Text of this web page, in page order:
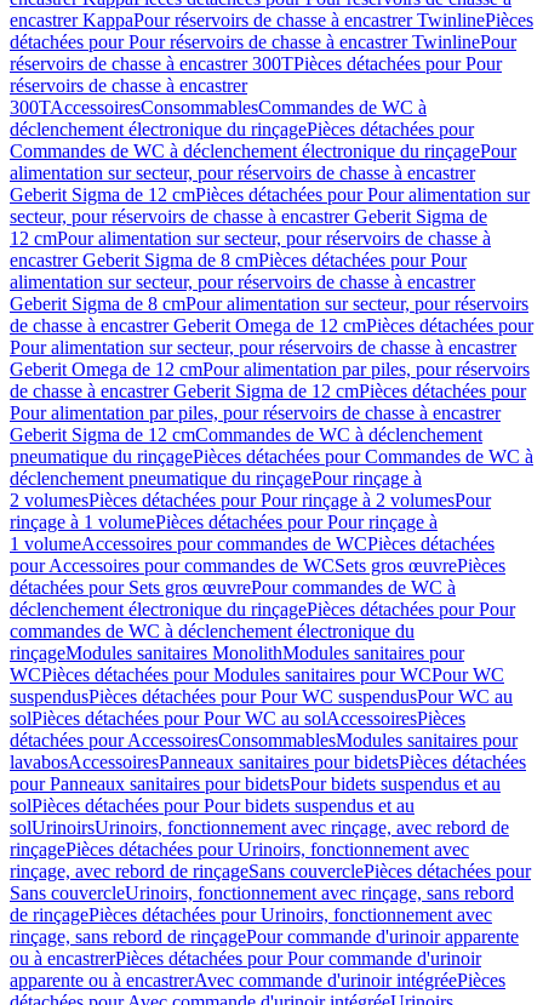
encastrer KappaPour réservoirs de chasse à encastrer TwinlinePièces
détachées pour Pour réservoirs de chasse à encastrer TwinlinePour
réservoirs de chasse à encastrer 300TPièces détachées pour Pour
réservoirs de chasse à encastrer
300TAccessoiresConsommablesCommandes de WC à
déclenchement électronique du rinçagePièces détachées pour
Commandes de WC à déclenchement électronique du rinçagePour
alimentation sur secteur, pour réservoirs de chasse à encastrer
Geberit Sigma de 12 cmPièces détachées pour Pour alimentation sur
secteur, pour réservoirs de chasse à encastrer Geberit Sigma de
12 cmPour alimentation sur secteur, pour réservoirs de chasse à
encastrer Geberit Sigma de 8 cmPièces détachées pour Pour
alimentation sur secteur, pour réservoirs de chasse à encastrer
Geberit Sigma de 8 cmPour alimentation sur secteur, pour réservoirs
de chasse à encastrer Geberit Omega de 12 cmPièces détachées pour
Pour alimentation sur secteur, pour réservoirs de chasse à encastrer
Geberit Omega de 12 cmPour alimentation par piles, pour réservoirs
de chasse à encastrer Geberit Sigma de 12 cmPièces détachées pour
Pour alimentation par piles, pour réservoirs de chasse à encastrer
Geberit Sigma de 12 cmCommandes de WC à déclenchement
pneumatique du rinçagePièces détachées pour Commandes de WC à
déclenchement pneumatique du rinçagePour rinçage à
2 volumesPièces détachées pour Pour rinçage à 2 volumesPour
rinçage à 1 volumePièces détachées pour Pour rinçage à
1 volumeAccessoires pour commandes de WCPièces détachées
pour Accessoires pour commandes de WCSets gros œuvrePièces
détachées pour Sets gros œuvrePour commandes de WC à
déclenchement électronique du rinçagePièces détachées pour Pour
commandes de WC à déclenchement électronique du
rinçageModules sanitaires MonolithModules sanitaires pour
WCPièces détachées pour Modules sanitaires pour WCPour WC
suspendusPièces détachées pour Pour WC suspendusPour WC au
solPièces détachées pour Pour WC au solAccessoiresPièces
détachées pour AccessoiresConsommablesModules sanitaires pour
lavabosAccessoiresPanneaux sanitaires pour bidetsPièces détachées
pour Panneaux sanitaires pour bidetsPour bidets suspendus et au
solPièces détachées pour Pour bidets suspendus et au
solUrinoirsUrinoirs, fonctionnement avec rinçage, avec rebord de
rinçagePièces détachées pour Urinoirs, fonctionnement avec
rinçage, avec rebord de rinçageSans couverclePièces détachées pour
Sans couvercleUrinoirs, fonctionnement avec rinçage, sans rebord
de rinçagePièces détachées pour Urinoirs, fonctionnement avec
rinçage, sans rebord de rinçagePour commande d'urinoir apparente
ou à encastrerPièces détachées pour Pour commande d'urinoir
apparente ou à encastrerAvec commande d'urinoir intégréePièces